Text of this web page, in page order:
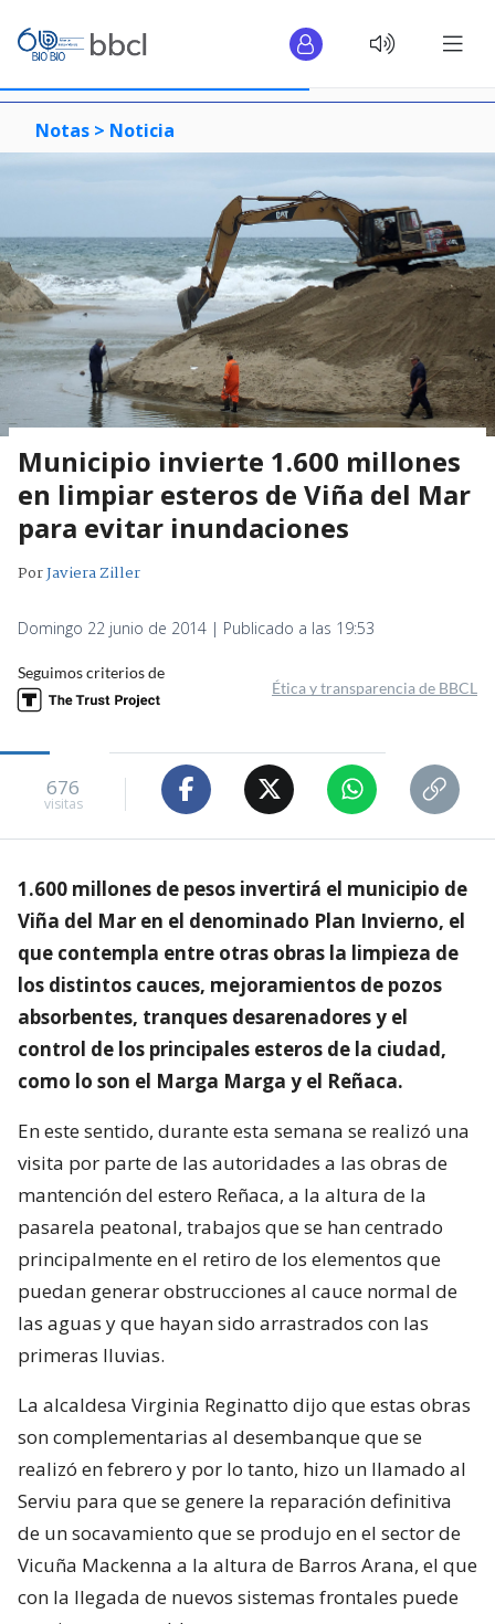
Notas > Noticia
Municipio invierte 1.600 millones
en limpiar esteros de Viña del Mar
para evitar inundaciones
PorJaviera Ziller
Domingo 22 junio de 2014 | Publicado a las 19:53
Seguimos criterios de
Ética y transparencia de BBCL
676
visitas
1.600 millones de pesos invertirá el municipio de
Viña del Mar en el denominado Plan Invierno, el
que contempla entre otras obras la limpieza de
los distintos cauces, mejoramientos de pozos
absorbentes, tranques desarenadores y el
control de los principales esteros de la ciudad,
como lo son el Marga Marga y el Reñaca.
En este sentido, durante esta semana se realizó una
visita por parte de las autoridades a las obras de
mantención del estero Reñaca, a la altura de la
pasarela peatonal, trabajos que se han centrado
principalmente en el retiro de los elementos que
puedan generar obstrucciones al cauce normal de
las aguas y que hayan sido arrastrados con las
primeras lluvias.
La alcaldesa Virginia Reginatto dijo que estas obras
son complementarias al desembanque que se
realizó en febrero y por lo tanto, hizo un llamado al
Serviu para que se genere la reparación definitiva
de un socavamiento que se produjo en el sector de
Vicuña Mackenna a la altura de Barros Arana, el que
con la llegada de nuevos sistemas frontales puede